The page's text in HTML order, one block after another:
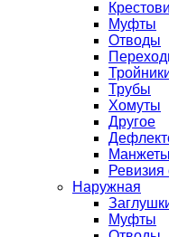
Муфты
Отводы
Трубы
Хомуты
Другое
Манжеты
Наружная
Муфты